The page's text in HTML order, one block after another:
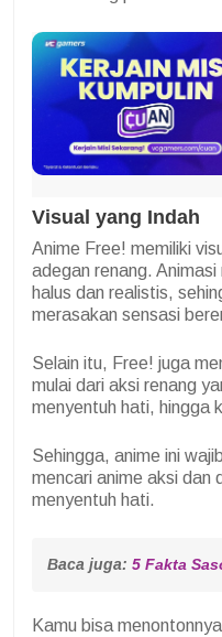
Visual yang Indah
Anime Free! memiliki
adegan renang.
halus dan realistis,
merasakan sensasi
Selain itu, Free! juga
mulai dari aksi renang
menyentuh hati, hingga
Sehingga, anime ini
mencari anime aksi dan
menyentuh hati.
Baca juga: 5 Fakta
Kamu bisa